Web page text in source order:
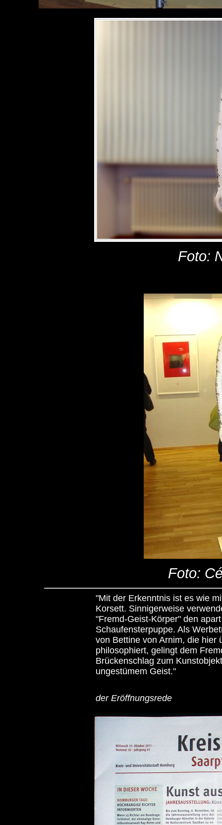
Foto:
Foto:
"Mit der Erkenntnis ist es wie
Korsett. Sinnigerweise
"Fremd-Geist-Körper" den
Schaufensterpuppe. Als
von Bettine von Arnim, die hier
philosophiert, gelingt dem
Brückenschlag zum
ungestümem Geist."
der Eröffnungsrede